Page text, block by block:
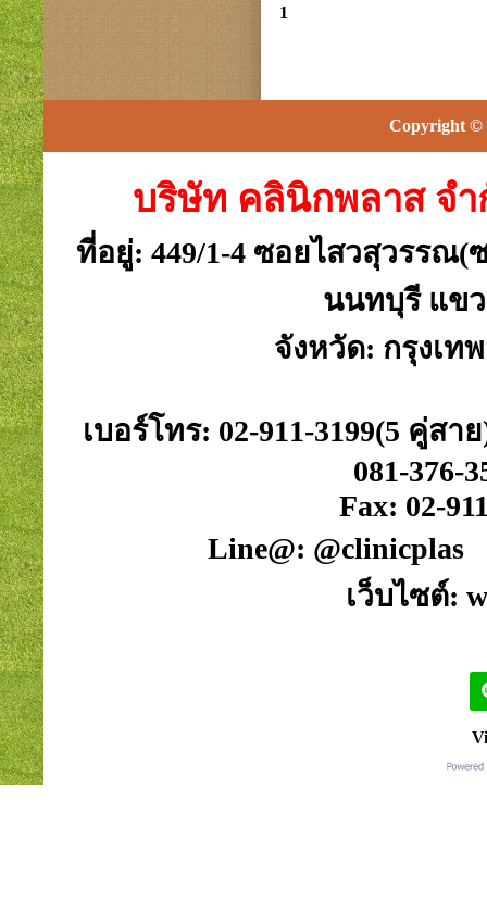
1
Copyright ©
บริษัท คลินิกพลาส จ
ที่อยู่: 449/1-4 ซอยไสวสุวรรณ(
นนทบุรี แข
จังหวัด: กรุงเท
เบอร์โทร: 02-911-3199(5 คู่ส
081-376-
Fax: 02-
Line@: @clinicplas
เว็บไซต์: